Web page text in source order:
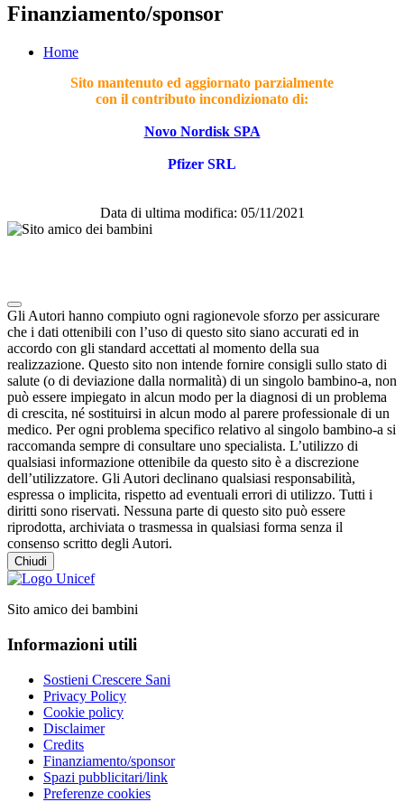
Finanziamento/sponsor
Home
Sito mantenuto ed aggiornato parzialmente
con il contributo incondizionato di:
Novo Nordisk SPA
Pfizer SRL
Data di ultima modifica: 05/11/2021
Gli Autori hanno compiuto ogni ragionevole sforzo per assicurare
che i dati ottenibili con l’uso di questo sito siano accurati ed in
accordo con gli standard accettati al momento della sua
realizzazione. Questo sito non intende fornire consigli sullo stato di
salute (o di deviazione dalla normalità) di un singolo bambino-a, non
può essere impiegato in alcun modo per la diagnosi di un problema
di crescita, né sostituirsi in alcun modo al parere professionale di un
medico. Per ogni problema specifico relativo al singolo bambino-a si
raccomanda sempre di consultare uno specialista. L’utilizzo di
qualsiasi informazione ottenibile da questo sito è a discrezione
dell’utilizzatore. Gli Autori declinano qualsiasi responsabilità,
espressa o implicita, rispetto ad eventuali errori di utilizzo. Tutti i
diritti sono riservati. Nessuna parte di questo sito può essere
riprodotta, archiviata o trasmessa in qualsiasi forma senza il
consenso scritto degli Autori.
Chiudi
Sito amico dei bambini
Informazioni utili
Sostieni Crescere Sani
Privacy Policy
Cookie policy
Disclaimer
Credits
Finanziamento/sponsor
Spazi pubblicitari/link
Preferenze cookies